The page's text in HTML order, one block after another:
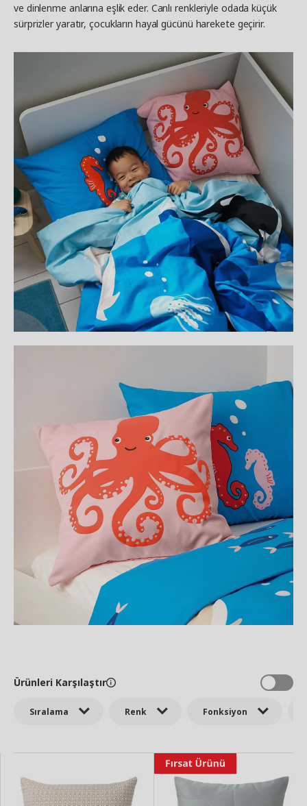
ve dinlenme anlarına eşlik eder. Canlı renkleriyle odada küçük
sürprizler yaratır, çocukların hayal gücünü harekete geçirir.
Sıralama Renk Fonksiyon
Ürünleri Karşılaştır